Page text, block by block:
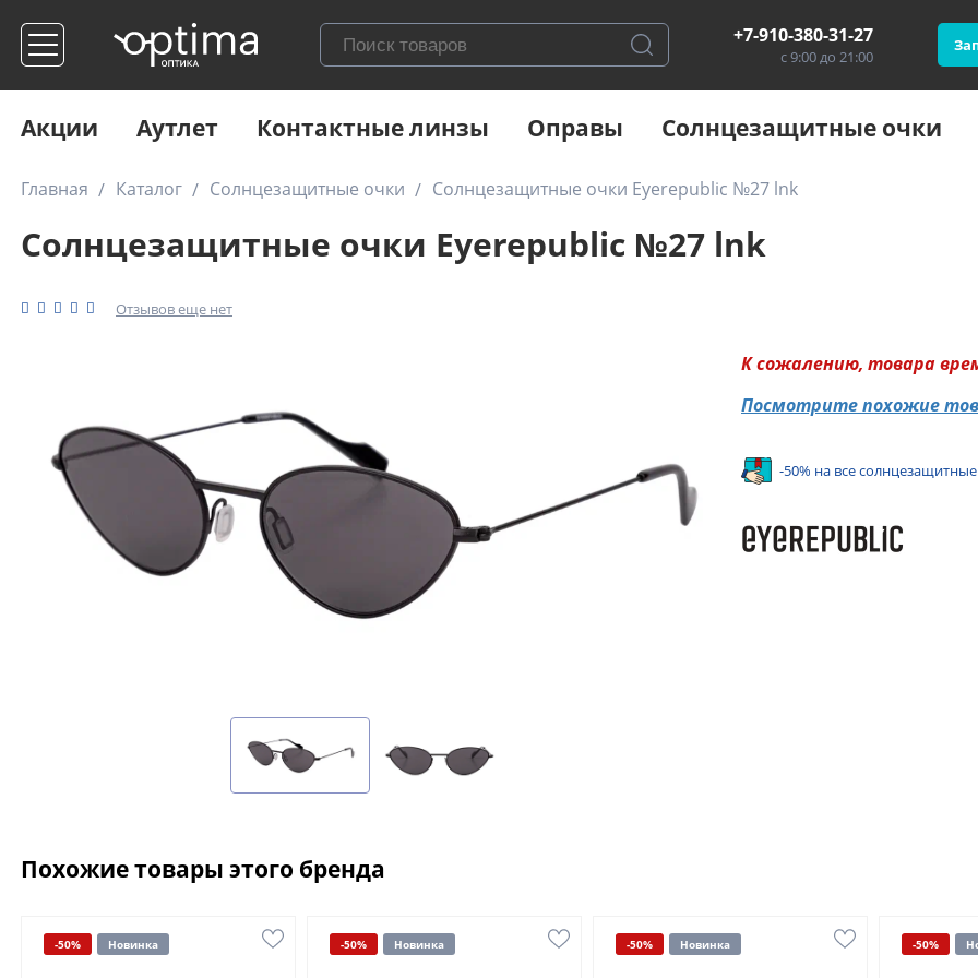
+7-910-380-31-27
с 9:00 до 21:00
Акции Аутлет Контактные линзы Оправы Солнцезащитные очки
Главная Каталог Солнцезащитные очки Солнцезащитные очки Eyerepublic №27 lnk
Солнцезащитные очки Eyerepublic №27 lnk
Отзывов еще нет
К сожалению, товара
Посмотрите похожие
-50% на все
Похожие товары этого бренда
-50% Новинка -50% Новинка -50% Новинка -50%